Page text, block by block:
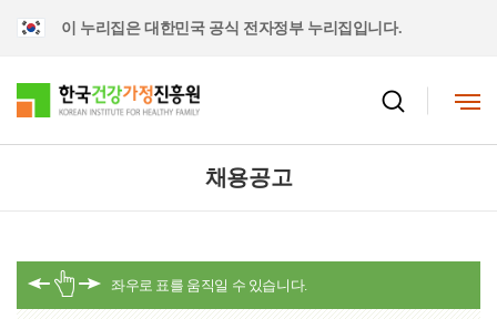
이 누리집은 대한민국 공식 전자정부 누리집입니다.
채용공고